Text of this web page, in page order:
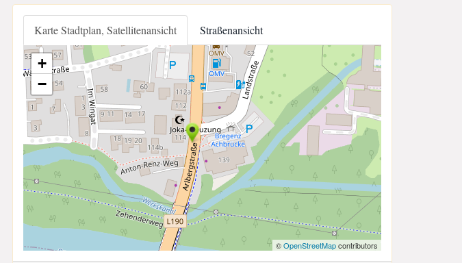
Karte Stadtplan, Satellitenansicht Straßenansicht
+
−
©OpenStreetMapcontributors